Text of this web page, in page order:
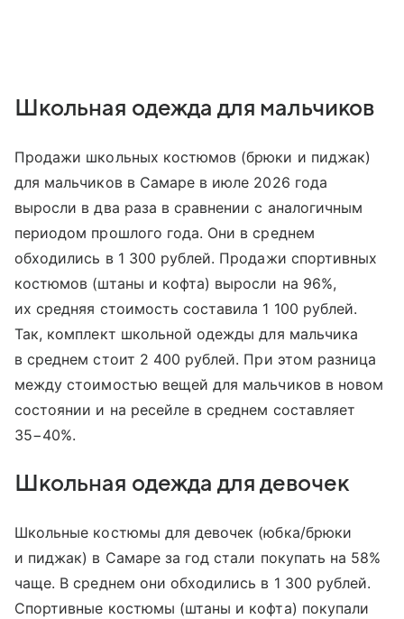
Школьная одежда для мальчиков
Продажи школьных костюмов (брюки и пиджак)
для мальчиков в Самаре в июле 2026 года
выросли в два раза в сравнении с аналогичным
периодом прошлого года. Они в среднем
обходились в 1 300 рублей. Продажи спортивных
костюмов (штаны и кофта) выросли на 96%,
их средняя стоимость составила 1 100 рублей.
Так, комплект школьной одежды для мальчика
в среднем стоит 2 400 рублей. При этом разница
между стоимостью вещей для мальчиков в новом
состоянии и на ресейле в среднем составляет
35−40%.
Школьная одежда для девочек
Школьные костюмы для девочек (юбка/брюки
и пиджак) в Самаре за год стали покупать на 58%
чаще. В среднем они обходились в 1 300 рублей.
Спортивные костюмы (штаны и кофта) покупали